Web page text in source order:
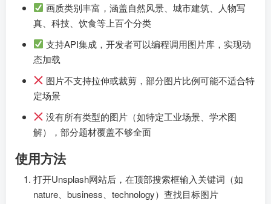
画质类别丰富，涵盖自然风景、城市建筑、人物写
真、科技、饮食等上百个分类
支持API集成，开发者可以编程调用图片库，实现动
态加载
图片不支持拉伸或裁剪，部分图片比例可能不适合特
定场景
没有所有类型的图片（如特定工业场景、学术图
解），部分题材覆盖不够全面
使用方法
打开Unsplash网站后，在顶部搜索框输入关键词（如
nature、business、technology）查找目标图片